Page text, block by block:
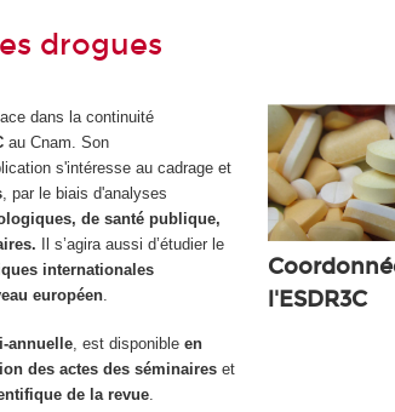
drogues
dans la continuité
au Cnam. Son
s'intéresse au cadrage et
, par le biais d'analyses
de santé publique,
Il s’agira aussi d’étudier le
internationales
européen
annuelle, est disponible en
des actes des séminaires et
de la revue.
l'ESDR3C